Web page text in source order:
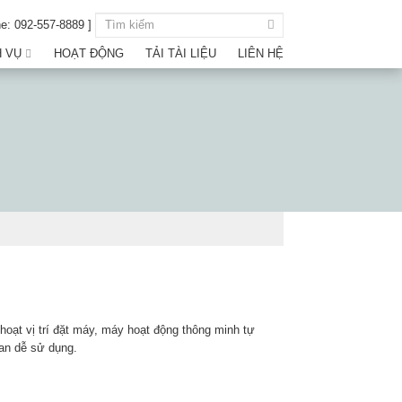
092-557-8889 ]
VỤ HOẠT ĐỘNG TẢI TÀI LIỆU LIÊN HỆ
vị trí đặt máy, máy hoạt động thông minh tự
dễ sử dụng.